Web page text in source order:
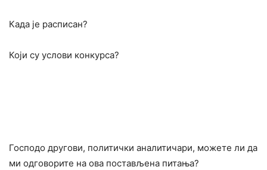
Када је расписан?
Који су услови конкурса?
Господо другови, политички аналитичари, можете ли да
ми одговорите на ова постављена питања?